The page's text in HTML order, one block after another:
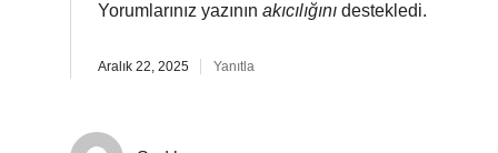
Yorumlarınız yazının akıcılığını destekledi.
Aralık 22, 2025 Yanıtla